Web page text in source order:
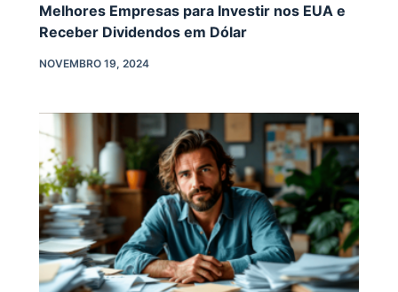
Melhores Empresas para Investir nos EUA e
Receber Dividendos em Dólar
NOVEMBRO 19, 2024